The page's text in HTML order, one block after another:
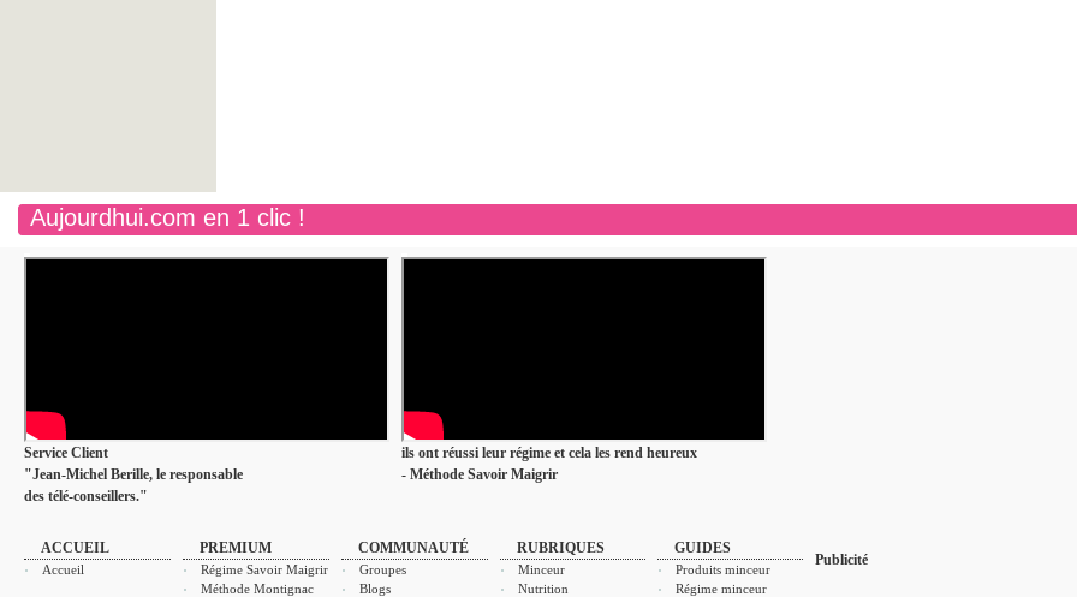
Aujourdhui.com en 1 clic !
Service Client
"Jean-Michel Berille, le responsable
des télé-conseillers."
ils ont réussi leur régime et cela les rend heureux
- Méthode Savoir Maigrir
ACCUEIL
Accueil
PREMIUM
Régime Savoir Maigrir
Méthode Montignac
COMMUNAUTÉ
Groupes
Blogs
RUBRIQUES
Minceur
Nutrition
GUIDES
Produits minceur
Régime minceur
Publicité